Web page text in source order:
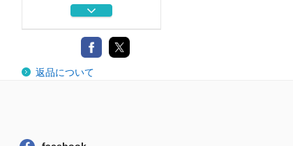
いざ！に備える遊
いかだ社
遊びで防災体験
１
返品について